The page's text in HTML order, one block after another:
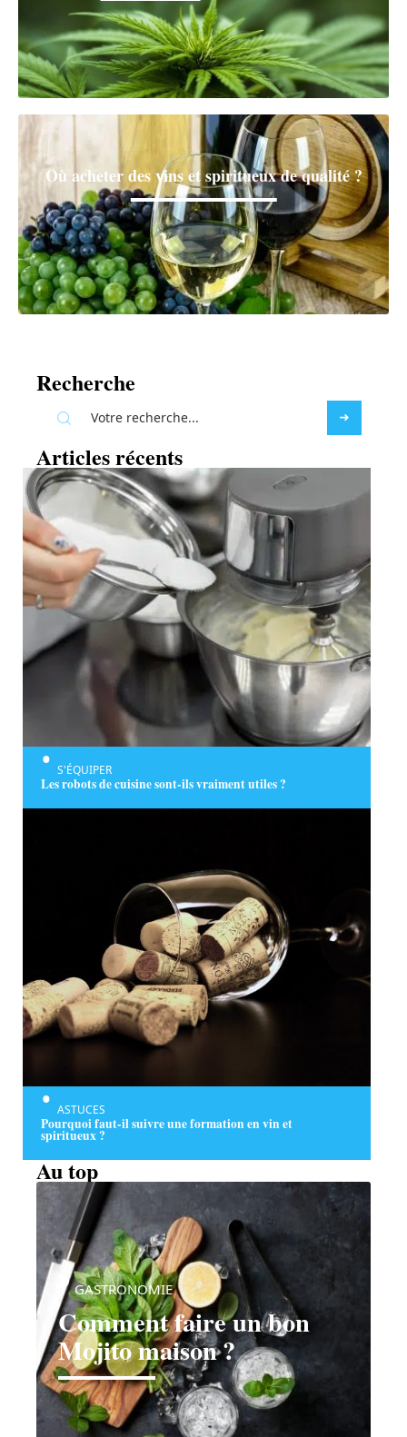
Où acheter des vins et spiritueux de qualité ?
Recherche
Articles récents
S'ÉQUIPER
Les robots de cuisine sont-ils vraiment utiles ?
ASTUCES
Pourquoi faut-il suivre une formation en vin et
spiritueux ?
Au top
Comment faire un bon
Mojito maison ?
GASTRONOMIE